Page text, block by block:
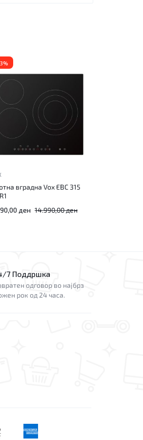
вградна Vox EBC 315
ден 14.990,00ден
7 Поддршка
одговор во најбрз
рок од 24 часа.